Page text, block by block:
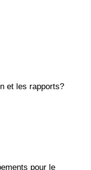
et les rapports?
pour le